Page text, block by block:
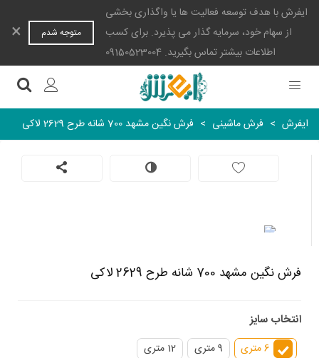
ایفرش با هدف توسعه فعالیت ها یا واگذاری بخشی
از سهام خود، سرمایه گذار می پذیرد. برای کسب
اطلاعات بیشتر تماس بگیرید. 09150523004
متوجه شدم ×
ایفرش > فرش ماشینی > فرش نگین مشهد 700 شانه طرح 2629 لاکی
فرش نگین مشهد 700 شانه طرح 2629 لاکی
انتخاب سایز
6 متری 9 متری 12 متری